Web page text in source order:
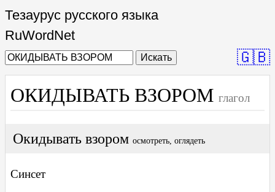
Тезаурус русского языка
RuWordNet
Искать 🇬🇧
ОКИДЫВАТЬ ВЗОРОМ глагол
Окидывать взором осмотреть, оглядеть
Синсет